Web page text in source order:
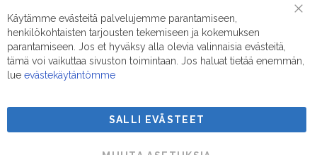
Puhelin/Whatsapp:0400 442 111
Sähköposti: myynti@suodatinmestarit.fi
Käytämme evästeitä palvelujemme parantamiseen,
henkilökohtaisten tarjousten tekemiseen ja kokemuksen
parantamiseen. Jos et hyväksy alla olevia valinnaisia evästeitä,
tämä voi vaikuttaa sivuston toimintaan. Jos haluat tietää enemmän,
lue evästekäytäntömme
SALLI EVÄSTEET